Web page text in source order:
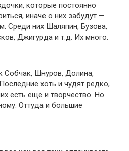
которые постоянно
иначе о них забудут —
Среди них Шаляпин, Бузова,
Джигурда и т.д. Их много.
Собчак, Шнуров, Долина,
хоть и чудят редко,
есть еще и творчество. Но
Оттуда и большие